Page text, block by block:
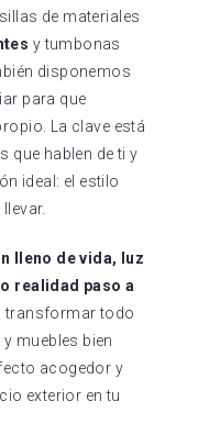
de materiales
y tumbonas
disponemos
para que
La clave está
que hablen de ti y
ideal: el estilo
lleno de vida, luz
realidad paso a
transformar todo
muebles bien
acogedor y
exterior en tu